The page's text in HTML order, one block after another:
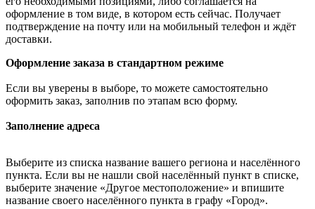
оформление в том виде, в котором есть сейчас. Получает
подтверждение на почту или на мобильный телефон и ждёт
доставки.
Оформление заказа в стандартном режиме
Если вы уверены в выборе, то можете самостоятельно
оформить заказ, заполнив по этапам всю форму.
Заполнение адреса
Выберите из списка название вашего региона и населённого
пункта. Если вы не нашли свой населённый пункт в списке,
выберите значение «Другое местоположение» и впишите
название своего населённого пункта в графу «Город».